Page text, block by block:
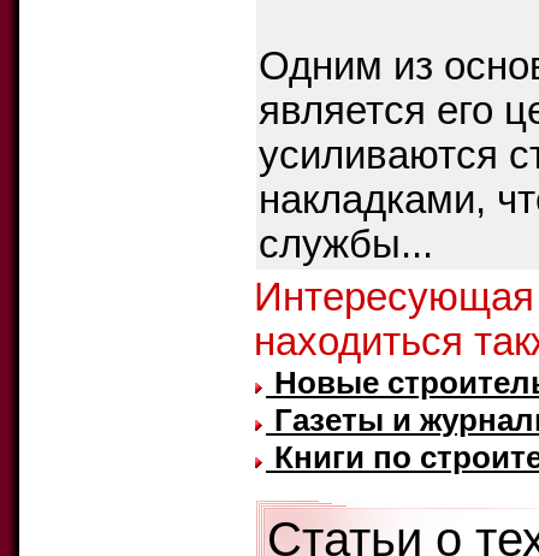
Одним из
является его
усиливаются
накладками,
службы...
находиться
Новые
Газеты и
Книги по
Статьи о